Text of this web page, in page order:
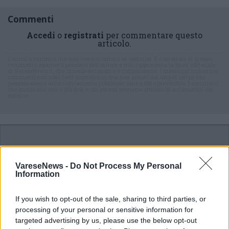
VareseNews - Do Not Process My Personal
Information
If you wish to opt-out of the sale, sharing to third parties, or
processing of your personal or sensitive information for
targeted advertising by us, please use the below opt-out
Commenti
Accedi o registrati per commentare questo
articolo.
ADV